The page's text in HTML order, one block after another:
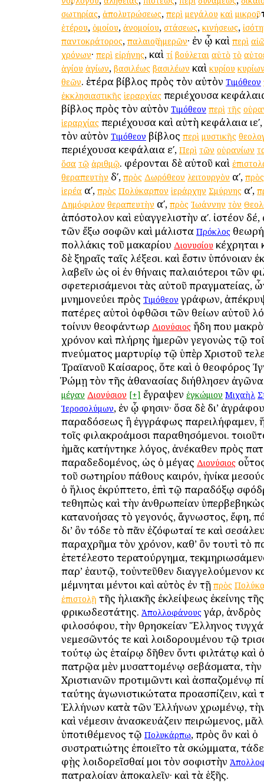
σωτηρίας, ἀπολυτρώσεως, περὶ μεγάλου καὶ μικροῦ,
ἑτέρου, ὁμοίου, ἀνομοίου, στάσεως, κινήσεως,
παντοκράτορος, παλαιοῦ ἡμερῶν· ἐν ᾧ καὶ περὶ
χρόνων· περὶ εἰρήνης, καὶ τί βούλεται αὐτὸ τὸ
ἁγίου ἁγίων, βασιλέως βασιλέων καὶ κυρίου
θεῶν. ἑτέρα βίβλος πρὸς τὸν αὐτὸν Τιμόθεον
ἐκκλησιαστικῆς ἱεραρχίας περιέχουσα
βίβλος πρὸς τὸν αὐτὸν Τιμόθεον περὶ τῆς
ἱεραρχίας περιέχουσα καὶ αὐτὴ κεφάλαια
τὸν αὐτὸν Τιμόθεον βίβλος περὶ μυστικῆς
περιέχουσα κεφάλαια εʹ, Περὶ τῶν οὐρανίων
ὅσα τῷ ἀριθμῷ. φέρονται δὲ αὐτοῦ καὶ
θεραπευτὴν δʹ, πρὸς Δωρόθεον λειτουργὸν αʹ, πρὸς
ἱερέα αʹ, πρὸς Πολύκαρπον ἱεράρχην Σμύρνης αʹ,
Δημόφιλον θεραπευτὴν αʹ, πρὸς Ἰωάννην τὸν
ἀπόστολον καὶ εὐαγγελιστὴν αʹ. ἰστέον δέ,
τῶν ἔξω σοφῶν καὶ μάλιστα Πρόκλος
πολλάκις τοῦ μακαρίου Διονυσίου κέχρηται
δὲ ξηραῖς ταῖς λέξεσι. καὶ ἔστιν ὑπόνοιαν
λαβεῖν ὡς οἱ ἐν Ἀθήναις παλαιότεροι τῶν
σφετερισάμενοι τὰς αὐτοῦ πραγματείας,
μνημονεύει πρὸς Τιμόθεον γράφων,
πατέρες αὐτοὶ ὀφθῶσι τῶν θείων αὐτοῦ
τοίνυν θεοφάντωρ Διονύσιος ἤδη που
χρόνον καὶ πλήρης ἡμερῶν γεγονὼς τῷ
πνεύματος μαρτυρίῳ τῷ ὑπὲρ Χριστοῦ
Τραϊανοῦ Καίσαρος, ὅτε καὶ ὁ θεοφόρος
Ῥώμῃ τὸν τῆς ἀθανασίας διήθλησεν
μέγαν Διονύσιον [+] ἔγραψεν ἐγκώμιον Μιχαὴλ
Ἱεροσολύμων, ἐν ᾧ φησιν· ὅσα δὲ δι’ ἀγράφου
παραδόσεως ἢ ἐγγράφως παρειλήφαμεν,
τοῖς φιλακροάμοσι παραθησόμενοι.
ἡμᾶς κατήντηκε λόγος, ἀνέκαθεν πρὸς
παραδεδομένος, ὡς ὁ μέγας Διονύσιος
τοῦ σωτηρίου πάθους καιρόν, ἡνίκα
ὁ ἥλιος ἐκρύπτετο, ἐπὶ τῷ παραδόξῳ
τεθηπὼς καὶ τὴν ἀνθρωπείαν
κατανοήσας τὸ γεγονός, ἄγνωστος, ἔφη,
δι’ ὃν τόδε τὸ πᾶν ἐζόφωταί τε καὶ
παραχρῆμα τὸν χρόνον, καθ’ ὃν τουτὶ τὸ
ἐτετέλεστο τερατούργημα,
παρ’ ἑαυτῷ, τοὐντεῦθεν διαγγελούμενον
μέμνηται μέντοι καὶ αὐτὸς ἐν τῇ πρὸς
ἐπιστολῇ τῆς ἡλιακῆς ἐκλείψεως ἐκείνης τῆς
φρικωδεστάτης. Ἀπολλοφάνουςγάρ, ἀνδρὸς
φιλοσόφου, τὴν θρησκείαν Ἕλληνος
νεμεσῶντός τε καὶ λοιδορουμένου τῷ
τούτῳ ὡς ἑταίρῳ δῆθεν ὄντι φιλτάτῳ καὶ
πατρῷα μὲν μυσαττομένῳ σεβάσματα,
Χριστιανῶν προτιμῶντι καὶ ἀσπαζομένῳ
ταύτης ἀγωνιστικώτατα προασπίζειν, καὶ
Ἑλλήνων κατὰ τῶν Ἑλλήνων χρωμένῳ, τὴν
καὶ νέμεσιν ἀνασκευάζειν πειρώμενος,
ὑποτιθέμενος τῷ Πολυκάρπῳ, πρὸς ὃν καὶ ὁ
συστρατιώτης ἐποιεῖτο τὰ σκώμματα,
φῂς λοιδορεῖσθαί μοι τὸν σοφιστὴν
πατραλοίαν ἀποκαλεῖν· καὶ τὰ ἑξῆς.